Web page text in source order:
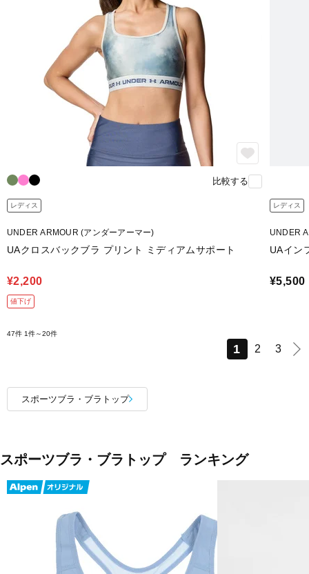
比較する
レディス
UNDER ARMOUR (アンダーアーマー)
UAクロスバックブラ プリント ミディアムサポート
¥2,200
値下げ
レディス
UNDER
UAイン
¥5,500
47件 1件～20件
1 2 3
スポーツブラ・ブラトップ
スポーツブラ・ブラトップ ランキング